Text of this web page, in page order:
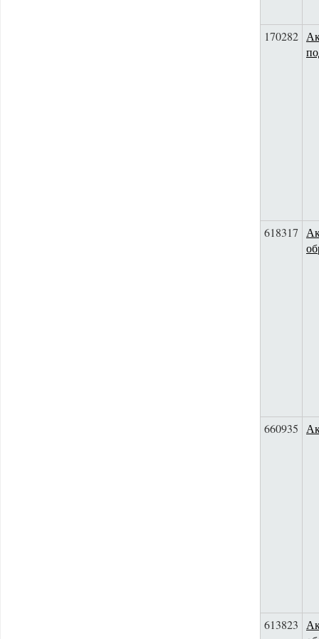
170282
618317
660935
613823